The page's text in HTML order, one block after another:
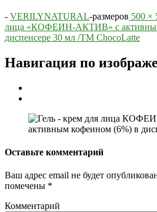
- VERILYNATURAL-размеров 500 ×
лица «КОФЕИН-АКТИВ» с
диспенсере 30 мл /TM ChocoLatte
Навигация по
Оставьте комментарий
Ваш адрес email не будет
помечены *
Комментарий